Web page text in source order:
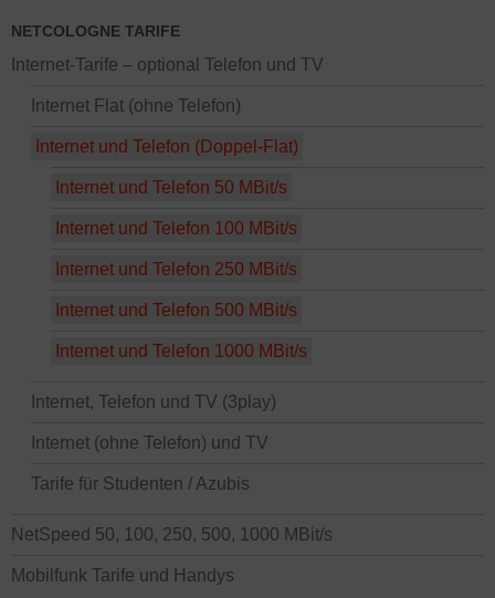
NETCOLOGNE TARIFE
Internet-Tarife – optional Telefon und TV
Internet Flat (ohne Telefon)
Internet und Telefon (Doppel-Flat)
Internet und Telefon 50 MBit/s
Internet und Telefon 100 MBit/s
Internet und Telefon 250 MBit/s
Internet und Telefon 500 MBit/s
Internet und Telefon 1000 MBit/s
Internet, Telefon und TV (3play)
Internet (ohne Telefon) und TV
Tarife für Studenten / Azubis
NetSpeed 50, 100, 250, 500, 1000 MBit/s
Mobilfunk Tarife und Handys